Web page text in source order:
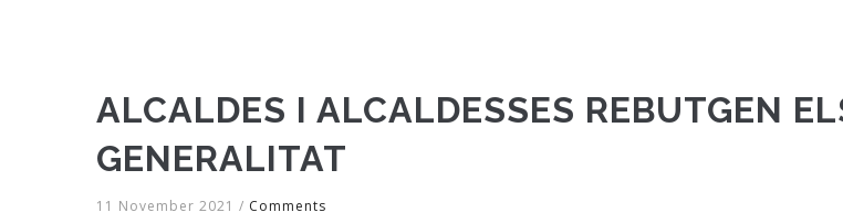
ALCALDES I ALCALDESSES REBUTGEN
GENERALITAT
11 November 2021 / Comments